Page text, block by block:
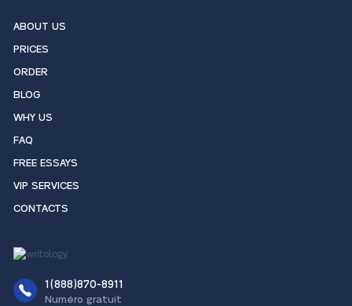
ABOUT US
PRICES
ORDER
BLOG
WHY US
FAQ
FREE ESSAYS
VIP SERVICES
CONTACTS
1(888)870-8911
Numéro gratuit